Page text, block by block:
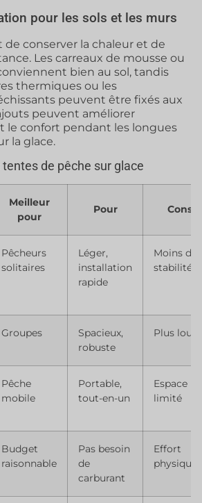
pour les sols et les murs
de conserver la chaleur et de
Les carreaux de mousse ou
bien au sol, tandis
thermiques ou les
peuvent être fixés aux
peuvent améliorer
le confort pendant les longues
la glace.
de pêche sur glace
Meilleur
pour
Pour Cons
Pêcheurs
solitaires
Léger,
installation
rapide
Moins de
stabilité
Groupes
Spacieux,
robuste
Plus lourd
Pêche
mobile
Portable,
tout-en-un
Espace
limité
Budget
raisonnable
Pas besoin
de
carburant
Effort
physique